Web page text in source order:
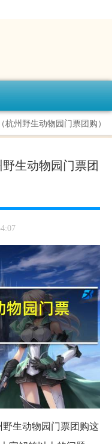
州野生动物园门票团购）
生动物园门票团
野生动物园门票团购这